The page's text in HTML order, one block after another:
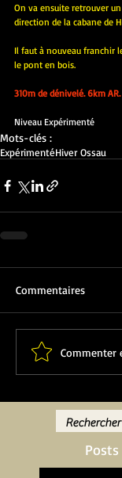
On va ensuite retrouver
direction de la cabane de
Il faut à nouveau franchir
le pont en bois.
310m de dénivelé. 6km
Niveau Expérimenté
Mots-clés :
ExpérimentéHiver Ossau
Commentaires
Commenter